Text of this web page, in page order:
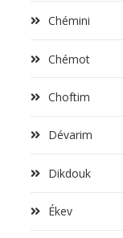
Chémini
Chémot
Choftim
Dévarim
Dikdouk
Ékev